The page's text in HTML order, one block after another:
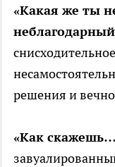
«Какая же ты
решения и
«Как